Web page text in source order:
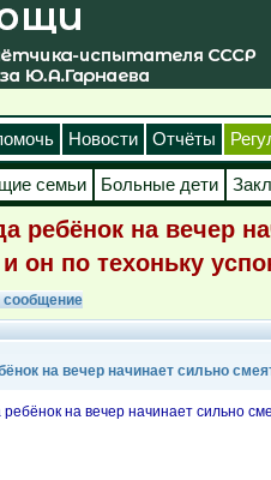
Новости Отчёты
семьи Больные дети
ребёнок на
он по техоньку
сообщение
на вечер начинает сильно
на вечер начинает сильно